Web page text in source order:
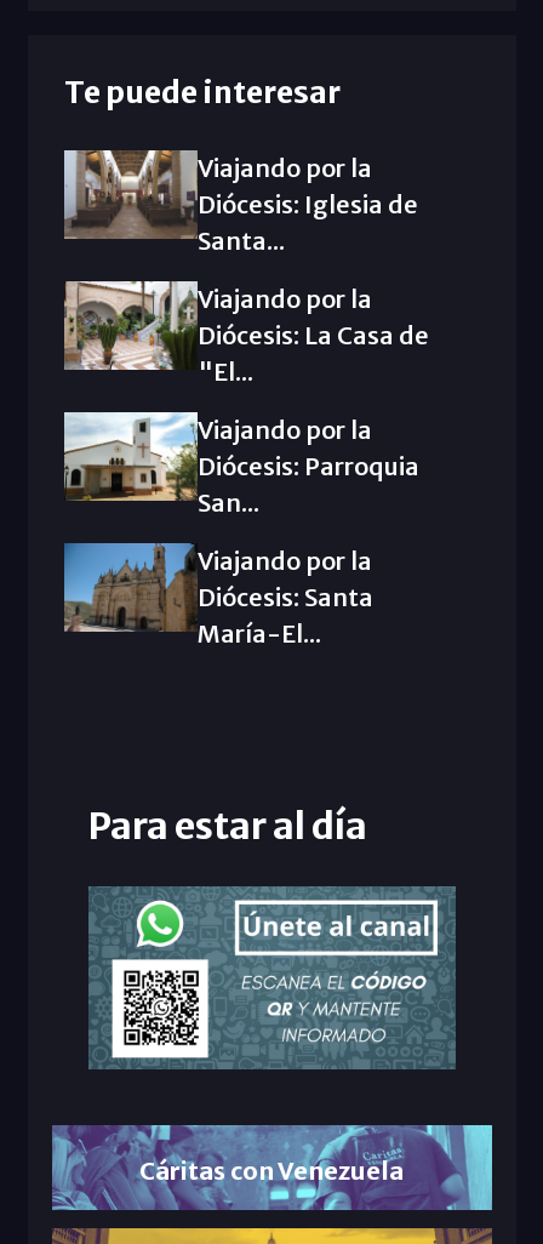
Te puede interesar
Viajando por la
Diócesis: Iglesia de
Santa...
Viajando por la
Diócesis: La Casa de
"El...
Viajando por la
Diócesis: Parroquia
San...
Viajando por la
Diócesis: Santa
María-El...
Para estar al día
Cáritas con Venezuela